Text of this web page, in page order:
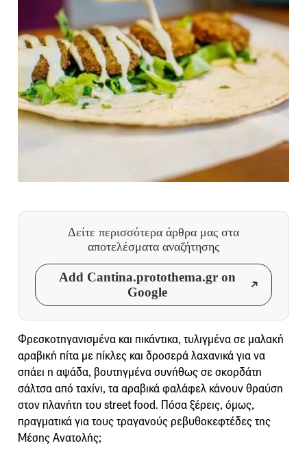
Δείτε περισσότερα άρθρα μας στα
αποτελέσματα αναζήτησης
Add Cantina.protothema.gr on
Google
Φρεσκοτηγανισμένα και πικάντικα, τυλιγμένα σε μαλακή
αραβική πίτα με πίκλες και δροσερά λαχανικά για να
σπάει η αψάδα, βουτηγμένα συνήθως σε σκορδάτη
σάλτσα από ταχίνι, τα αραβικά φαλάφελ κάνουν θραύση
στον πλανήτη του street food. Πόσα ξέρεις, όμως,
πραγματικά για τους τραγανούς ρεβυθοκεφτέδες της
Μέσης Ανατολής;